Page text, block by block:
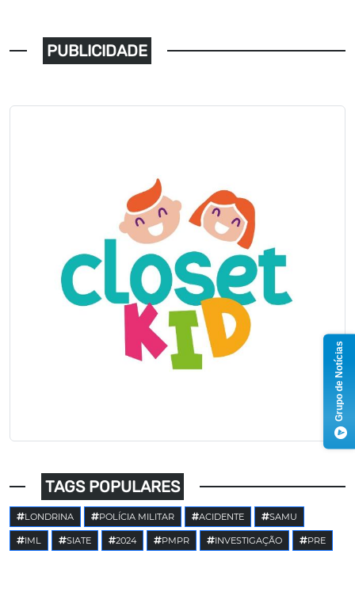
PUBLICIDADE
TAGS POPULARES
LONDRINA POLÍCIA MILITAR ACIDENTE SAMU
IML SIATE 2024 PMPR INVESTIGAÇÃO PRE
Grupo de Notícias